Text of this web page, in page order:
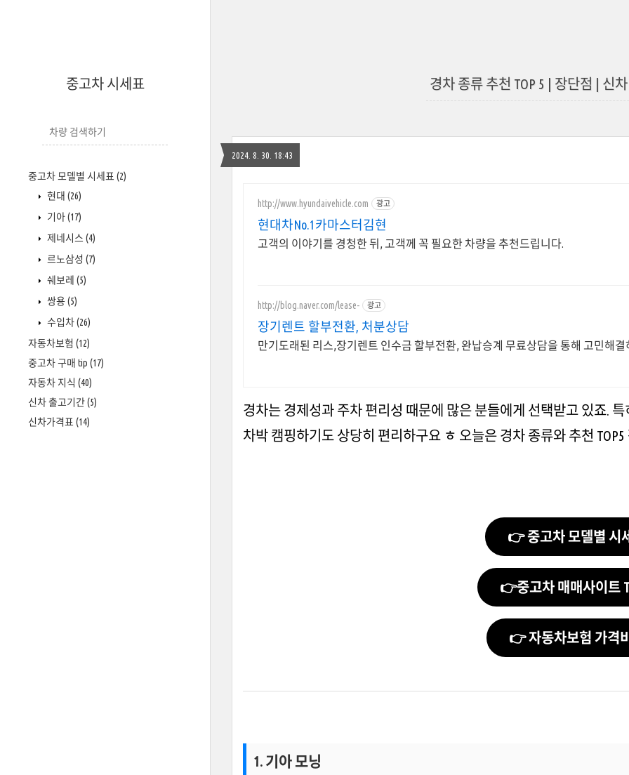
중고차 시세표
중고차 모델별 시세표 (2)
현대 (26)
기아(17)
제네시스 (4)
르노삼성 (7)
쉐보레 (5)
쌍용 (5)
수입차(26)
자동차보험 (12)
중고차 구매 tip (17)
자동차 지식 (40)
신차 출고기간(5)
신차가격표 (14)
경차 종류 추천 TOP 5 | 장단점 | 신
2024. 8. 30. 18:43
http://www.hyundaivehicle.com 광고
현대차No.1카마스터김현
고객의 이야기를 경청한 뒤, 고객께 꼭 필요한 차량을 추천드립니다.
http://blog.naver.com/lease- 광고
장기렌트 할부전환, 처분상담
만기도래된 리스,장기렌트 인수금 할부전환, 완납승계 무료상담을 통해 고민해결
경차는 경제성과 주차 편리성 때문에 많은 분들에게 선택받고 있죠.
차박 캠핑하기도 상당히 편리하구요 ㅎ 오늘은 경차 종류와 추천
👉 중고차 모델별 시
👉중고차 매매사이트
👉 자동차보험 가격
1. 기아 모닝